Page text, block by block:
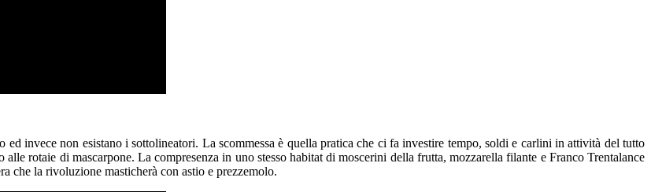
invece non esistano i sottolineatori. La scommessa è quella pratica che ci fa investire tempo, soldi e carlini in attività del tutto
rotaie di mascarpone. La compresenza in uno stesso habitat di moscerini della frutta, mozzarella filante e Franco Trentalance
che la rivoluzione masticherà con astio e prezzemolo.